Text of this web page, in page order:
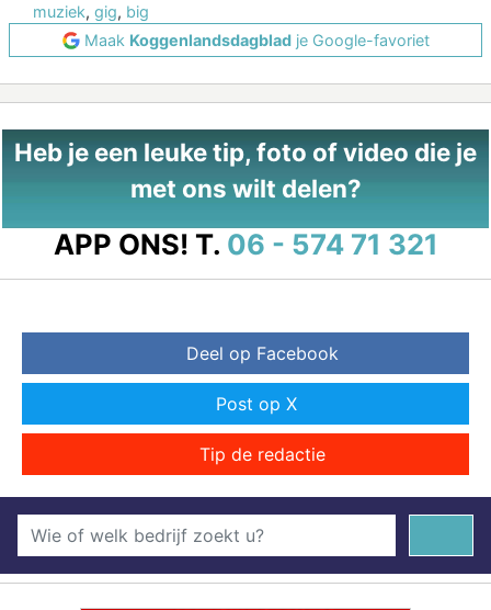
muziek, gig, big
Maak Koggenlandsdagbladje Google-favoriet
Heb je een leuke tip, foto of video die je
met ons wilt delen?
APP ONS! T. 06 - 574 71 321
Deel op Facebook
Post op X
Tip de redactie